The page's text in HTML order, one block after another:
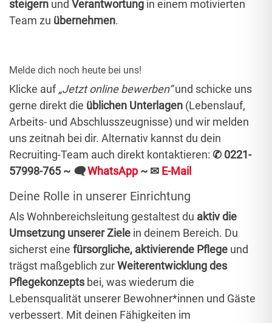
steigern und Verantwortung in einem motivierten
Team zu übernehmen.
Melde dich noch heute bei uns!
Klicke auf„Jetzt online bewerben“und schicke uns
gerne direkt die üblichen Unterlagen (Lebenslauf,
Arbeits- und Abschlusszeugnisse) und wir melden
uns zeitnah bei dir. Alternativ kannst du dein
Recruiting-Team auch direkt kontaktieren: ✆ 0221-
57998-765 ~ 🗨WhatsApp ~ ✉ E-Mail
Deine Rolle in unserer Einrichtung
Als Wohnbereichsleitung gestaltest du aktiv die
Umsetzung unserer Ziele in deinem Bereich. Du
sicherst eine fürsorgliche, aktivierende Pflege und
trägst maßgeblich zurWeiterentwicklung des
Pflegekonzepts bei, was wiederum die
Lebensqualität unserer Bewohner*innen und Gäste
verbessert. Mit deinen Fähigkeiten im